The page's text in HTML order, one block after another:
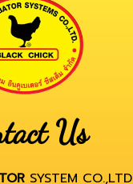
Us
SYSTEM CO.,LTD